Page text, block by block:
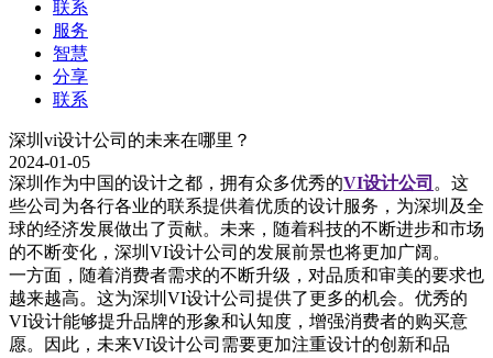
联系
服务
智慧
分享
联系
深圳vi设计公司的未来在哪里？
2024-01-05
深圳作为中国的设计之都，拥有众多优秀的VI设计公司 。这
些公司为各行各业的联系提供着优质的设计服务，为深圳及全
球的经济发展做出了贡献。未来，随着科技的不断进步和市场
的不断变化，深圳VI设计公司的发展前景也将更加广阔。
一方面，随着消费者需求的不断升级，对品质和审美的要求也
越来越高。这为深圳VI设计公司提供了更多的机会。优秀的
VI设计能够提升品牌的形象和认知度，增强消费者的购买意
愿。因此，未来VI设计公司需要更加注重设计的创新和品